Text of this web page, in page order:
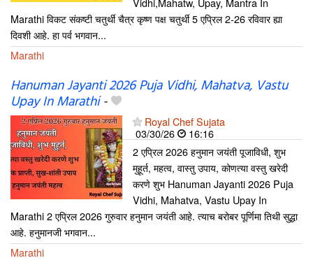
Marathi विकट संकष्टी चतुर्थी चैत्र कृष्ण पक्ष चतुर्थी 5 एप्रिल 2-26 रविवार ह्या
दिवशी आहे. हा पर्व भगवान...
Marathi
Hanuman Jayanti 2026 Puja Vidhi, Mahatva, Vastu
Upay In Marathi-
Royal Chef Sujata
03/30/26
16:16
2 एप्रिल 2026 हनुमान जयंती पूजाविधी, शुभ
मुहूर्त, महत्व, वास्तु उपाय, कोणत्या वस्तु खरेदी
करणे शुभ Hanuman Jayanti 2026 Puja
Vidhi, Mahatva, Vastu Upay In
Marathi 2 एप्रिल 2026 गुरुवार हनुमान जयंती आहे. त्याच बरोबर पूर्णिमा तिथी सुद्धा
आहे. हनुमानजी भगवान...
Marathi